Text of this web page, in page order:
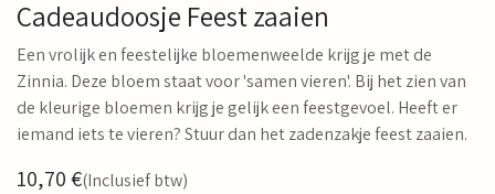
Cadeaudoosje Feest zaaien
Een vrolijk en feestelijke bloemenweelde krijg je met de
Zinnia. Deze bloem staat voor 'samen vieren'. Bij het zien van
de kleurige bloemen krijg je gelijk een feestgevoel. Heeft er
iemand iets te vieren? Stuur dan het zadenzakje feest zaaien.
10,70€(Inclusief btw)